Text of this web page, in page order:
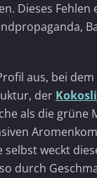
Dieses Fehlen
aus, bei
der
als die grüne
selbst weckt
durch